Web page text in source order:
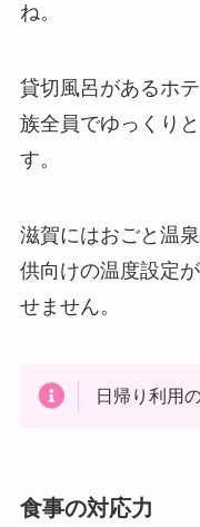
ね。
貸切風呂があるホ
族全員でゆっくり
す。
滋賀にはおごと温
供向けの温度設定
せません。
日帰り利用
食事の対応力